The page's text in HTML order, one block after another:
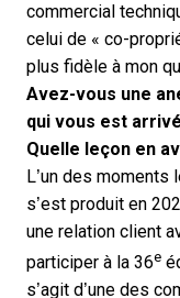
commercial
celui de « co-
plus fidèle à mon
Avez-vous une
qui vous est
Quelle leçon en
L’un des moments
s’est produit en
une relation client
participer à la 36e
s’agit d’une des